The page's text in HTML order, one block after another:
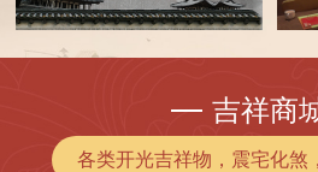
吉祥商
各类开光吉祥物，震宅化煞